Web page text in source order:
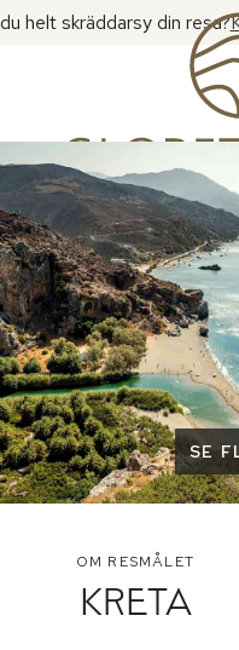
helt skräddarsy din resa?
SE
OM RESMÅLET
KRETA